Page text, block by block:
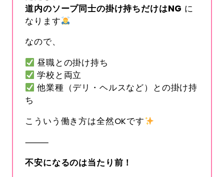
道内のソープ同士の掛け持ちだけはNG に
なります
なので、
昼職との掛け持ち
学校と両立
他業種（デリ・ヘルスなど）との掛け持
ち
こういう働き方は全然OKです
⸻
不安になるのは当たり前！